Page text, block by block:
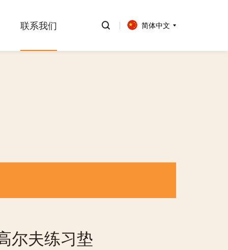
简体中文
联系我们
尔夫练习垫